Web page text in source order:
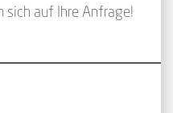
sich auf Ihre Anfrage!